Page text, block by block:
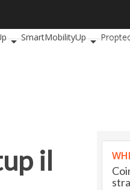
SmartMobilityUp
il